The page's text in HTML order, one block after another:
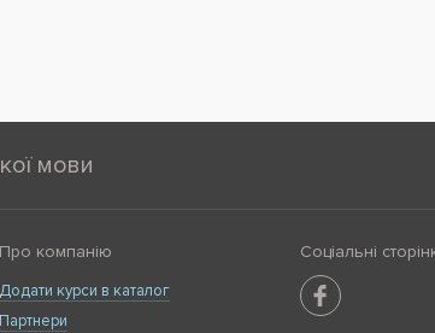
мови
Про компанію
Додати курси в каталог
Партнери
Соціальні